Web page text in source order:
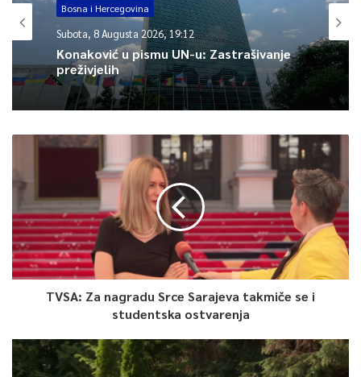
Pogledajte
0
Article Rating
Bosna i Hercegovina
Subota, 8 Augusta 2026, 19:12
Konaković u pismu UN-u: Zastrašivanje
preživjelih
TVSA: Za nagradu Srce Sarajeva takmiče se i
studentska ostvarenja